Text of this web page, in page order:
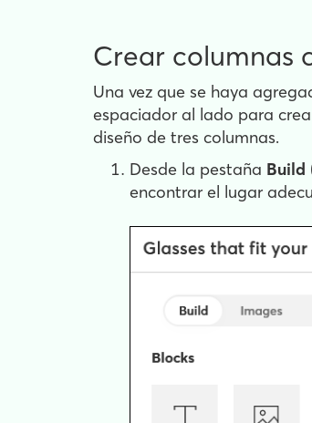
Crear columnas
Una vez que se haya
espaciador al lado para
diseño de tres columnas.
Desde la pestaña Build
encontrar el lugar